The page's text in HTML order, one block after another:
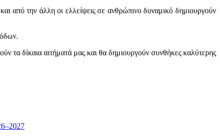
από την άλλη οι ελλείψεις σε ανθρώπινο δυναμικό δημιουργούν
τα δίκαια αιτήματά μας και θα δημιουργούν συνθήκες καλύτερης